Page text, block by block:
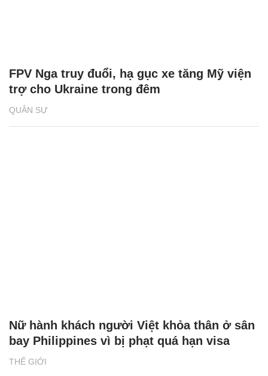
QUÂN SỰ
FPV Nga truy đuổi, hạ gục xe tăng Mỹ viện
trợ cho Ukraine trong đêm
THẾ GIỚI
Nữ hành khách người Việt khỏa thân ở sân
bay Philippines vì bị phạt quá hạn visa